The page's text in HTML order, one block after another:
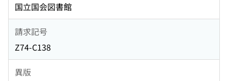
国立国会図書館
請求記号
Z74-C138
異版